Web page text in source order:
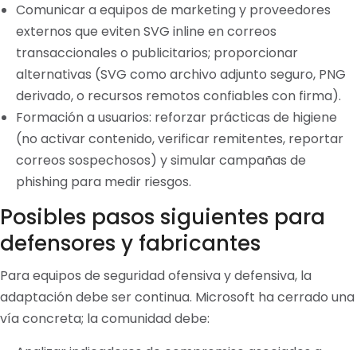
Comunicar a equipos de marketing y proveedores
externos que eviten SVG inline en correos
transaccionales o publicitarios; proporcionar
alternativas (SVG como archivo adjunto seguro, PNG
derivado, o recursos remotos confiables con firma).
Formación a usuarios: reforzar prácticas de higiene
(no activar contenido, verificar remitentes, reportar
correos sospechosos) y simular campañas de
phishing para medir riesgos.
Posibles pasos siguientes para
defensores y fabricantes
Para equipos de seguridad ofensiva y defensiva, la
adaptación debe ser continua. Microsoft ha cerrado una
vía concreta; la comunidad debe: